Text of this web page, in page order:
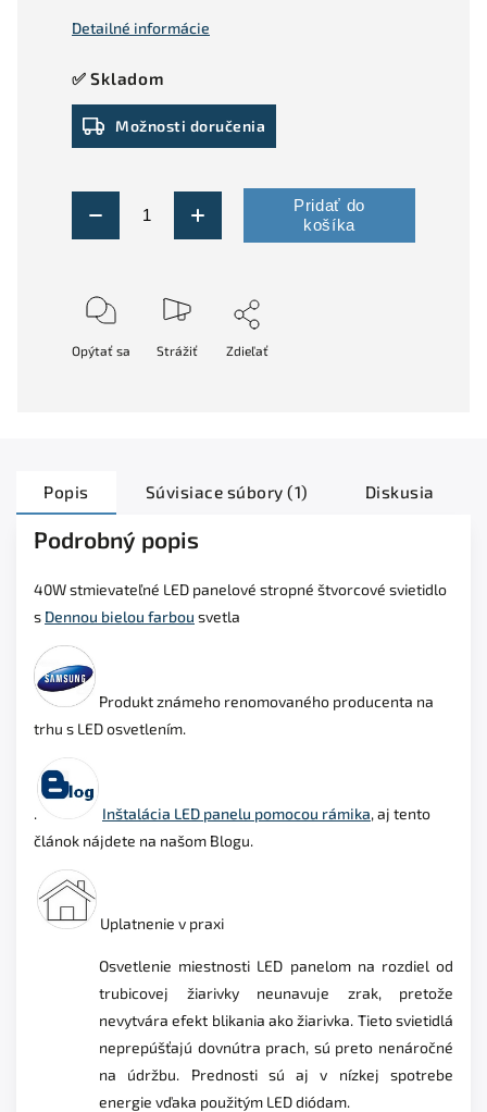
✅ Skladom
Možnosti doručenia
Pridať do
košíka
Detailné informácie
Opýtať sa Strážiť Zdieľať
Popis Súvisiace súbory (1) Diskusia
Podrobný popis
40W stmievateľné LED panelové stropné štvorcové svietidlo
s Dennou bielou farbou svetla
Produkt známeho renomovaného producenta na
trhu s LED osvetlením.
. Inštalácia LED panelu pomocou rámika, aj tento
článok nájdete na našom Blogu.
Uplatnenie v praxi
Osvetlenie miestnosti LED panelom na rozdiel od
trubicovej žiarivky neunavuje zrak, pretože
nevytvára efekt blikania ako žiarivka. Tieto svietidlá
neprepúšťajú dovnútra prach, sú preto nenáročné
na údržbu. Prednosti sú aj v nízkej spotrebe
energie vďaka použitým LED diódam.